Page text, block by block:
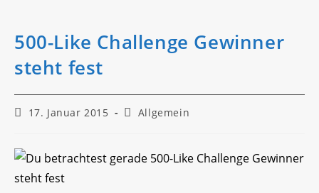
500-Like Challenge Gewinner
steht fest
Beitrag
17. Januar 2015
Beitrags-
Allgemein